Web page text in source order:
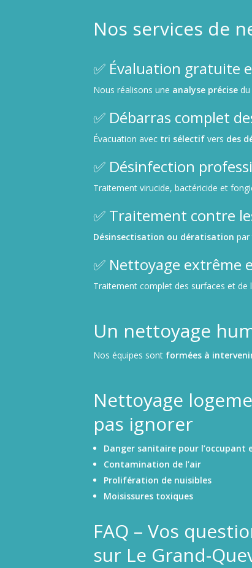
Nos services de
✅ Évaluation gratuite
Nous réalisons une analyse précise
✅ Débarras complet
Évacuation avec tri sélectif vers des
✅ Désinfection
Traitement virucide, bactéricide et
✅ Traitement contre
Désinsectisation ou dératisation par
✅ Nettoyage extrême
Traitement complet des surfaces et de
Un nettoyage
Nos équipes sont formées à
Nettoyage
pas ignorer
Danger sanitaire pour l’occupant
Contamination de l’air
Prolifération de nuisibles
Moisissures toxiques
FAQ – Vos
sur Le Grand-